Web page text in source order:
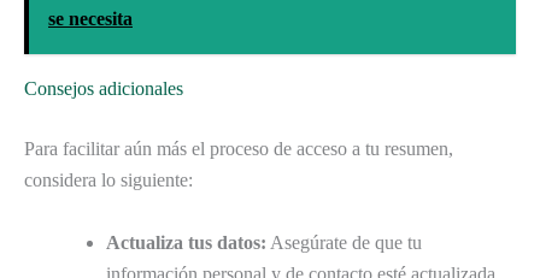
se necesita
Consejos adicionales
Para facilitar aún más el proceso de acceso a tu resumen,
considera lo siguiente:
Actualiza tus datos: Asegúrate de que tu
información personal y de contacto esté actualizada